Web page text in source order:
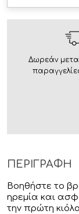
Δωρεάν
ΠΕΡΙΓΡΑΦΗ
Βοηθήστε το
ηρεμία και
την πρώτη